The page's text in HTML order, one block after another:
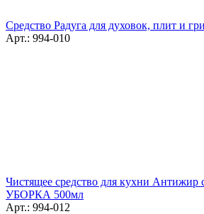
Средство Радуга для духовок, плит и
Арт.: 994-010
Чистящее средство для кухни
УБОРКА 500мл
Арт.: 994-012